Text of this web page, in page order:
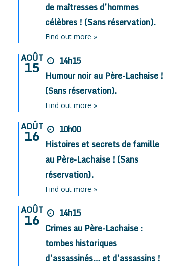
de maîtresses d’hommes
célèbres ! (Sans réservation).
Find out more »
AOÛT
15
14h15
Humour noir au Père-Lachaise !
(Sans réservation).
Find out more »
AOÛT
16
10h00
Histoires et secrets de famille
au Père-Lachaise ! (Sans
réservation).
Find out more »
AOÛT
16
14h15
Crimes au Père-Lachaise :
tombes historiques
d’assassinés… et d’assassins !